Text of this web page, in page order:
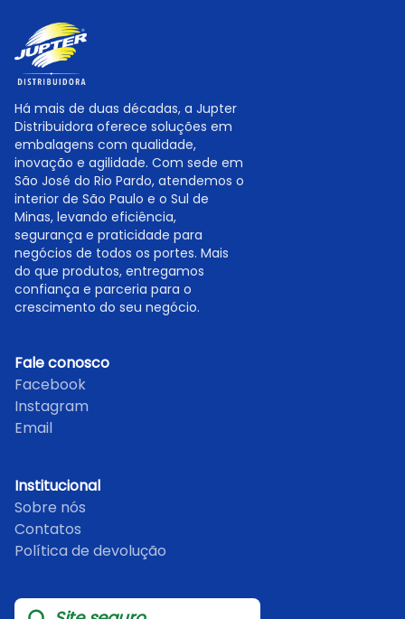
Há mais de duas décadas, a Jupter
Distribuidora oferece soluções em
embalagens com qualidade,
inovação e agilidade. Com sede em
São José do Rio Pardo, atendemos o
interior de São Paulo e o Sul de
Minas, levando eficiência,
segurança e praticidade para
negócios de todos os portes. Mais
do que produtos, entregamos
confiança e parceria para o
crescimento do seu negócio.
Fale conosco
Facebook
Instagram
Email
Institucional
Sobre nós
Contatos
Política de devolução